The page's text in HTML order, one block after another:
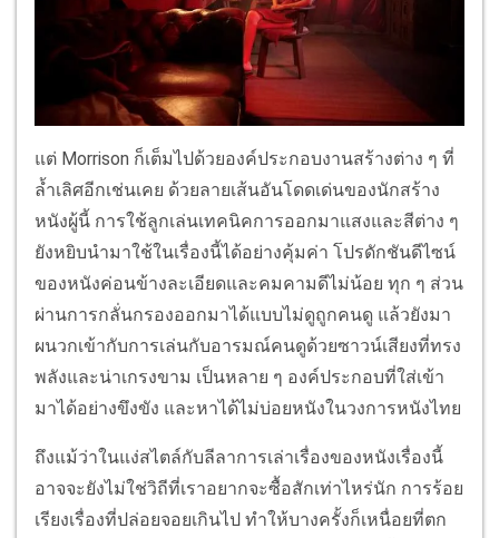
แต่ Morrison ก็เต็มไปด้วยองค์ประกอบงานสร้างต่าง ๆ ที่
ล้ำเลิศอีกเช่นเคย ด้วยลายเส้นอันโดดเด่นของนักสร้าง
หนังผู้นี้ การใช้ลูกเล่นเทคนิคการออกมาแสงและสีต่าง ๆ
ยังหยิบนำมาใช้ในเรื่องนี้ได้อย่างคุ้มค่า โปรดักชันดีไซน์
ของหนังค่อนข้างละเอียดและคมคามดีไม่น้อย ทุก ๆ ส่วน
ผ่านการกลั่นกรองออกมาได้แบบไม่ดูถูกคนดู แล้วยังมา
ผนวกเข้ากับการเล่นกับอารมณ์คนดูด้วยซาวน์เสียงที่ทรง
พลังและน่าเกรงขาม เป็นหลาย ๆ องค์ประกอบที่ใส่เข้า
มาได้อย่างขึงขัง และหาได้ไม่บ่อยหนังในวงการหนังไทย
ถึงแม้ว่าในแง่สไตล์กับลีลาการเล่าเรื่องของหนังเรื่องนี้
อาจจะยังไม่ใช่วิถีที่เราอยากจะซื้อสักเท่าไหร่นัก การร้อย
เรียงเรื่องที่ปล่อยจอยเกินไป ทำให้บางครั้งก็เหนื่อยที่ตก